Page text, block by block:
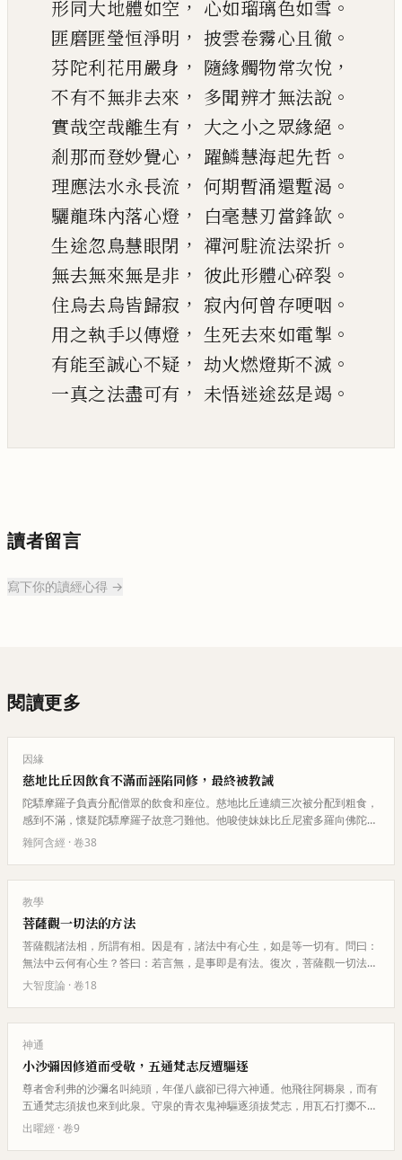
形同大地體如空 ， 心如瑠璃色如雪 。
匪磨匪瑩恒淨明 ， 披雲卷霧心且徹 。
芬陀利花用嚴身 ， 隨緣髑物常次悅 ，
不有不無非去來 ， 多聞辨才無法說 。
實哉空哉離生有 ， 大之小之眾緣絕 。
剎那而登妙覺心 ， 躍鱗慧海起先哲 。
理應法水永長流 ， 何期暫涌還蹔渴 。
驪龍珠內落心燈 ， 白毫慧刃當鋒缼 。
生途忽鳥慧眼閉 ， 禪河駐流法梁折 。
無去無來無是非 ， 彼此形體心碎裂 。
住烏去烏皆歸寂 ， 寂內何曾存哽咽 。
用之執手以傳燈 ， 生死去來如電掣 。
有能至誠心不疑 ， 劫火燃燈斯不滅 。
一真之法盡可有 ， 未悟迷途茲是竭 。
讀者留言
寫下你的讀經心得 →
閱讀更多
因緣
慈地比丘因飲食不滿而誣陷同修，最終被教誡
陀驃摩羅子負責分配僧眾的飲食和座位。慈地比丘連續三次被分配到粗食，
感到不滿，懷疑陀驃摩羅子故意刁難他。他唆使妹妹比丘尼蜜多羅向佛陀誣
告陀驃摩羅子犯波羅夷罪。蜜多…
雜阿含經 · 卷38
教學
菩薩觀一切法的方法
菩薩觀諸法相，所謂有相。因是有，諸法中有心生，如是等一切有。問曰：
無法中云何有心生？答曰：若言無，是事即是有法。復次，菩薩觀一切法一
相，所謂無相。如牛中無羊相，…
大智度論 · 卷18
神通
小沙彌因修道而受敬，五通梵志反遭驅逐
尊者舍利弗的沙彌名叫純頭，年僅八歲卻已得六神通。他飛往阿耨泉，而有
五通梵志須拔也來到此泉。守泉的青衣鬼神驅逐須拔梵志，用瓦石打擲不讓
他靠近。但當純頭沙彌到來時，…
出曜經 · 卷9